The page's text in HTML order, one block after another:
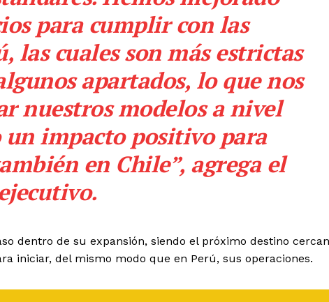
para cumplir con las
las cuales son más estrictas
apartados, lo que nos
nuestros modelos a nivel
impacto positivo para
en Chile”, agrega el
dentro de su expansión, siendo el próximo destino
iniciar, del mismo modo que en Perú, sus operaciones.